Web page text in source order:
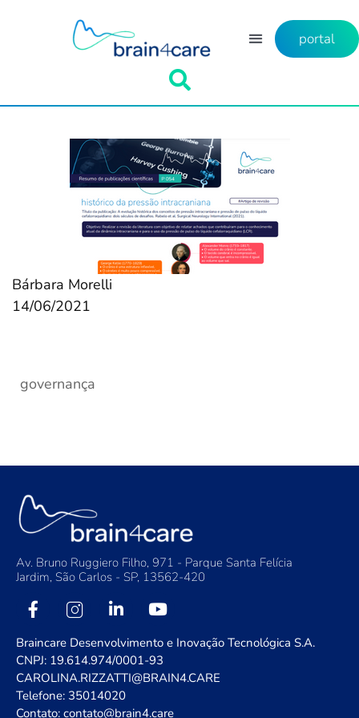
portal
Bárbara Morelli
14/06/2021
governança
Av. Bruno Ruggiero Filho, 971 - Parque Santa Felícia
Jardim, São Carlos - SP, 13562-420
Braincare Desenvolvimento e Inovação Tecnológica S.A.
CNPJ: 19.614.974/0001-93
CAROLINA.RIZZATTI@BRAIN4.CARE
Telefone: 35014020
Contato: contato@brain4.care